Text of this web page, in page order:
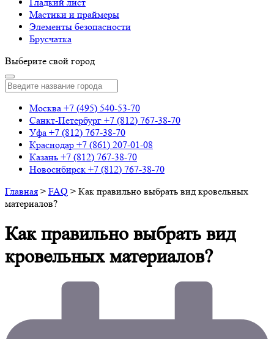
Мастики и праймеры
Элементы безопасности
Брусчатка
Выберите свой город
Москва +7 (495) 540-53-70
Санкт-Петербург +7 (812) 767-38-70
Уфа +7 (812) 767-38-70
Краснодар +7 (861) 207-01-08
Казань +7 (812) 767-38-70
Новосибирск +7 (812) 767-38-70
Главная > FAQ > Как правильно выбрать вид кровельных
материалов?
Как правильно выбрать вид
кровельных материалов?